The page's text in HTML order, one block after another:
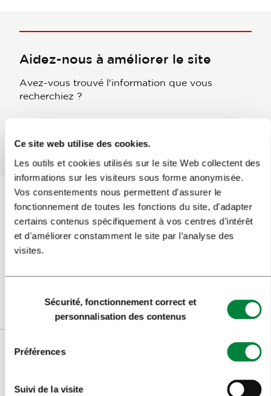
Ce site web utilise des cookies.
Les outils et cookies utilisés sur le site Web collectent des
informations sur les visiteurs sous forme anonymisée.
Vos consentements nous permettent d'assurer le
fonctionnement de toutes les fonctions du site, d'adapter
certains contenus spécifiquement à vos centres d’intérêt
et d'améliorer constamment le site par l’analyse des
visites.
consentement
Sécurité, fonctionnement correct et
personnalisation des contenus
Préférences
Suivi de la visite
Aidez-nous à améliorer le site
Avez-vous trouvé l'information que vous
recherchiez ?
Oui Non
Inscrivez-vous à lanewsletter